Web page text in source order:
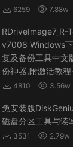
6259 7.88w
RDriveImage7_R-
v7008 Windows
复及备份工具中文
份神器,附激活教
4810 3.56w
免安装版
磁盘分区工具与读
3531 2.79w